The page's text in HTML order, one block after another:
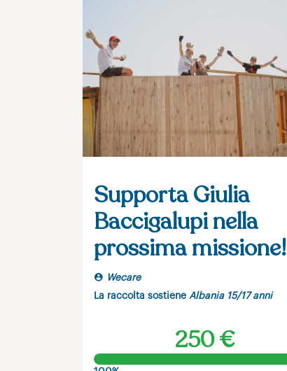
Supporta Giulia
Baccigalupi nella
prossima missione!
Wecare
La raccolta sostiene Albania 15/17 anni
250 €